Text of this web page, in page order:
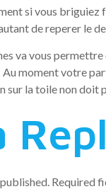
si vous
autant de reperer
va vous
moment votre
sur la toile non doit
Required